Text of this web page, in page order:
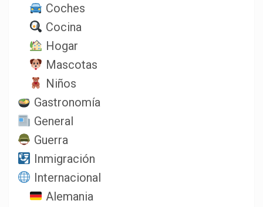
Coches
Cocina
Hogar
Mascotas
Niños
Gastronomía
General
Guerra
Inmigración
Internacional
Alemania